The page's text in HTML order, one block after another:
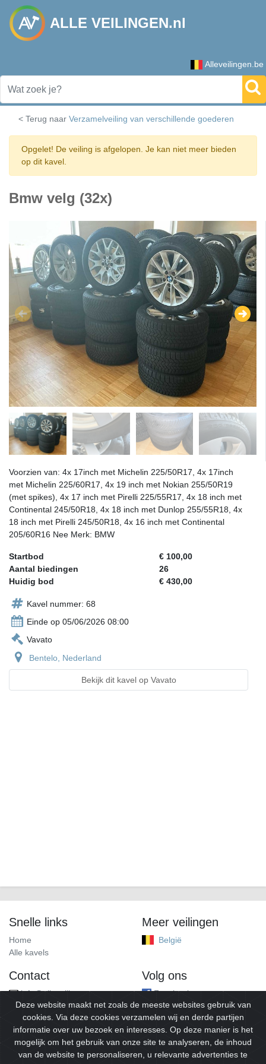
ALLE VEILINGEN.nl
Alleveilingen.be
< Terug naar Verzamelveiling van verschillende goederen
Opgelet! De veiling is afgelopen. Je kan niet meer bieden
op dit kavel.
Bmw velg (32x)
Voorzien van: 4x 17inch met Michelin 225/50R17, 4x 17inch
met Michelin 225/60R17, 4x 19 inch met Nokian 255/50R19
(met spikes), 4x 17 inch met Pirelli 225/55R17, 4x 18 inch met
Continental 245/50R18, 4x 18 inch met Dunlop 255/55R18, 4x
18 inch met Pirelli 245/50R18, 4x 16 inch met Continental
205/60R16 Nee Merk: BMW
Startbod
€ 100,00
Aantal biedingen
26
Huidig bod
€ 430,00
Kavel nummer: 68
Einde op 05/06/2026 08:00
Vavato
Bentelo, Nederland
Bekijk dit kavel op Vavato
Snelle links
Home
Alle kavels
Meer veilingen
België
Contact
info@alleveilingen.net
Volg ons
Facebook
Deze website maakt net zoals de meeste websites gebruik van
cookies. Via deze cookies verzamelen wij en derde partijen
informatie over uw bezoek en interesses. Op deze manier is het
mogelijk om het gebruik van onze site te analyseren, de inhoud
van de website te personaliseren, u relevante advertenties te